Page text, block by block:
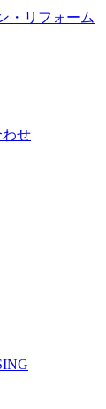
・リフォーム
せ